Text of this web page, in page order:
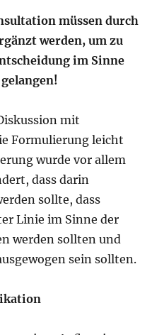
müssen durch
werden, um zu
im Sinne
mit
Formulierung leicht
wurde vor allem
dass darin
sollte, dass
Linie im Sinne der
werden sollten und
sein sollten.